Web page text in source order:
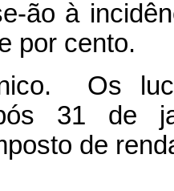
ão à
por cento.
Os
31 de
de